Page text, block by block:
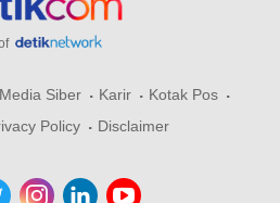
Siber Karir
Kotak Pos
Policy Disclaimer